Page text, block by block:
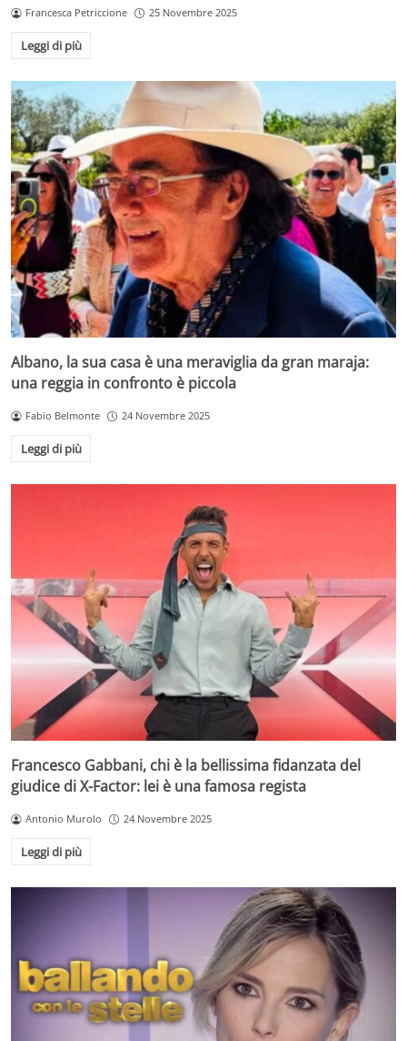
Francesca Petriccione 25 Novembre 2025
Leggi di più
Albano, la sua casa è una meraviglia da gran maraja:
una reggia in confronto è piccola
Fabio Belmonte 24 Novembre 2025
Leggi di più
Francesco Gabbani, chi è la bellissima fidanzata del
giudice di X-Factor: lei è una famosa regista
Antonio Murolo 24 Novembre 2025
Leggi di più